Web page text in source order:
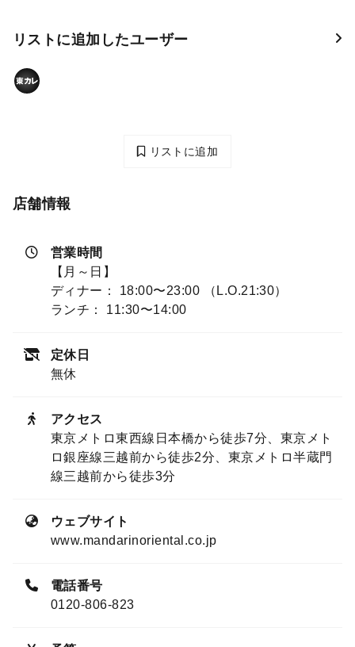
リストに追加したユーザー
リストに追加
店舗情報
営業時間
【月～日】
ディナー： 18:00〜23:00 （L.O.21:30）
ランチ： 11:30〜14:00
定休日
無休
アクセス
東京メトロ東西線日本橋から徒歩7分、東京メト
ロ銀座線三越前から徒歩2分、東京メトロ半蔵門
線三越前から徒歩3分
ウェブサイト
www.mandarinoriental.co.jp
電話番号
0120-806-823